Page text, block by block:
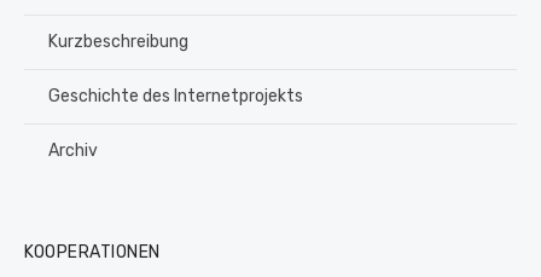
Kurzbeschreibung
Geschichte des Internetprojekts
Archiv
KOOPERATIONEN